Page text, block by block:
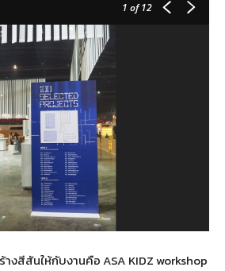
1 of 12
งสีสันให้กับงานคือ ASA KIDZ workshop